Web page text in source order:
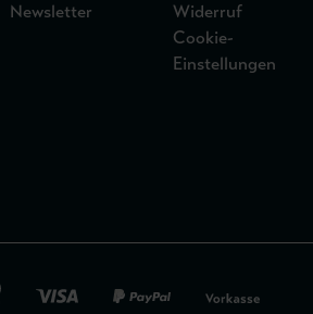
Newsletter
Widerruf
Cookie-
Einstellungen